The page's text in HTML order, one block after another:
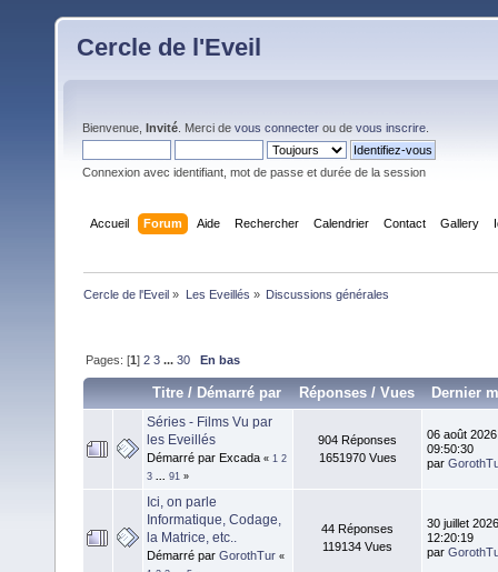
Cercle de l'Eveil
Bienvenue, Invité . Merci de vous connecter ou de vous inscrire
Connexion avec identifiant, mot de passe et durée de la session
Accueil Forum Aide Rechercher Calendrier Contact Gallery
Cercle de l'Eveil » Les Eveillés » Discussions générales
Pages: [1]2 3 ...30 En bas
Titre /Démarré par Réponses / Vues Dernier
Séries - Films Vu par
les Eveillés
Démarré par Excada « 1 2
3
91 »
904 Réponses
1651970 Vues
06 août
09:50:30
par
Ici, on parle
Informatique, Codage,
la Matrice, etc..
Démarré par GorothTur «
44 Réponses
119134 Vues
30 juillet
12:20:19
par